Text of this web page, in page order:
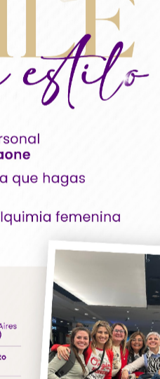
Salvador de Bahía - 27 de
septiembre
U$s 1118
Más información